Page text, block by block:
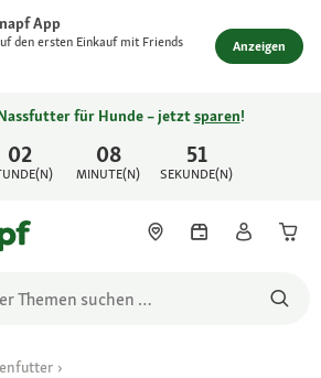
App
den ersten Einkauf mit Friends Anzeigen
02 08
MINUTE(N)
51
SEKUNDE(N)
für Hunde – jetztsparen!